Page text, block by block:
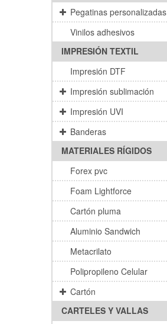
Pegatinas personalizadas
Vinilos adhesivos
IMPRESIÓN TEXTIL
Impresión DTF
Impresión sublimación
Impresión UVI
Banderas
MATERIALES RÍGIDOS
Forex pvc
Foam Lightforce
Cartón pluma
Aluminio Sandwich
Metacrilato
Polipropileno Celular
Cartón
CARTELES Y VALLAS